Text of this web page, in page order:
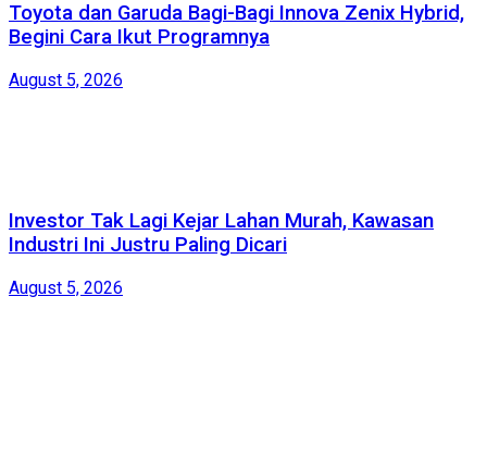
Toyota dan Garuda Bagi-Bagi Innova Zenix Hybrid,
Begini Cara Ikut Programnya
August 5, 2026
Investor Tak Lagi Kejar Lahan Murah, Kawasan
Industri Ini Justru Paling Dicari
August 5, 2026